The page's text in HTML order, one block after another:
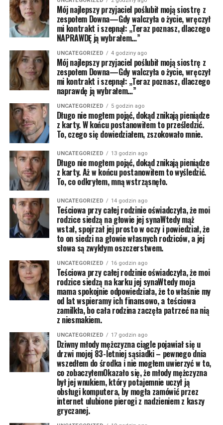
Mój najlepszy przyjaciel poślubił moją siostrę z
zespołem Downa—Gdy walczyła o życie, wręczył
mi kontrakt i szepnął: „Teraz poznasz, dlaczego
NAPRAWDĘ ją wybrałem…”
UNCATEGORIZED 4 godziny ago
Mój najlepszy przyjaciel poślubił moją siostrę z
zespołem Downa—Gdy walczyła o życie, wręczył
mi kontrakt i szepnął: „Teraz poznasz, dlaczego
naprawdę ją wybrałem…”
UNCATEGORIZED 5 godzin ago
Długo nie mogłem pojąć, dokąd znikają pieniądze
z karty. W końcu postanowiłem to prześledzić.
To, czego się dowiedziałem, zszokowało mnie.
UNCATEGORIZED 13 godzin ago
Długo nie mogłem pojąć, dokąd znikają pieniądze
z karty. Aż w końcu postanowiłem to wyśledzić.
To, co odkryłem, mną wstrząsnęło.
UNCATEGORIZED 14 godzin ago
Teściowa przy całej rodzinie oświadczyła, że moi
rodzice siedzą na głowie jej synaWtedy mąż
wstał, spojrzał jej prosto w oczy i powiedział, że
to on siedzi na głowie własnych rodziców, a jej
słowa są zwykłym oszczerstwem.
UNCATEGORIZED 16 godzin ago
Teściowa przy całej rodzinie oświadczyła, że moi
rodzice siedzą na karku jej synaWtedy moja
mama spokojnie odpowiedziała, że to właśnie my
od lat wspieramy ich finansowo, a teściowa
zamilkła, bo cała rodzina zaczęła patrzeć na nią
z niesmakiem.
UNCATEGORIZED 17 godzin ago
Dziwny młody mężczyzna ciągle pojawiał się u
drzwi mojej 83-letniej sąsiadki – pewnego dnia
wszedłem do środka i nie mogłem uwierzyć w to,
co zobaczyłemOkazało się, że młody mężczyzna
był jej wnukiem, który potajemnie uczył ją
obsługi komputera, by mogła zamówić przez
internet ulubione pierogi z nadzieniem z kaszy
gryczanej.